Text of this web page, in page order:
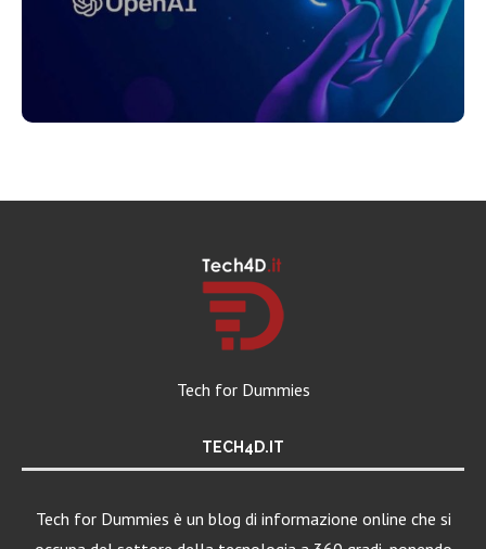
Tech for Dummies
TECH4D.IT
Tech for Dummies è un blog di informazione online che si